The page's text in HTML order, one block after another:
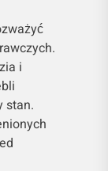
i
stan.